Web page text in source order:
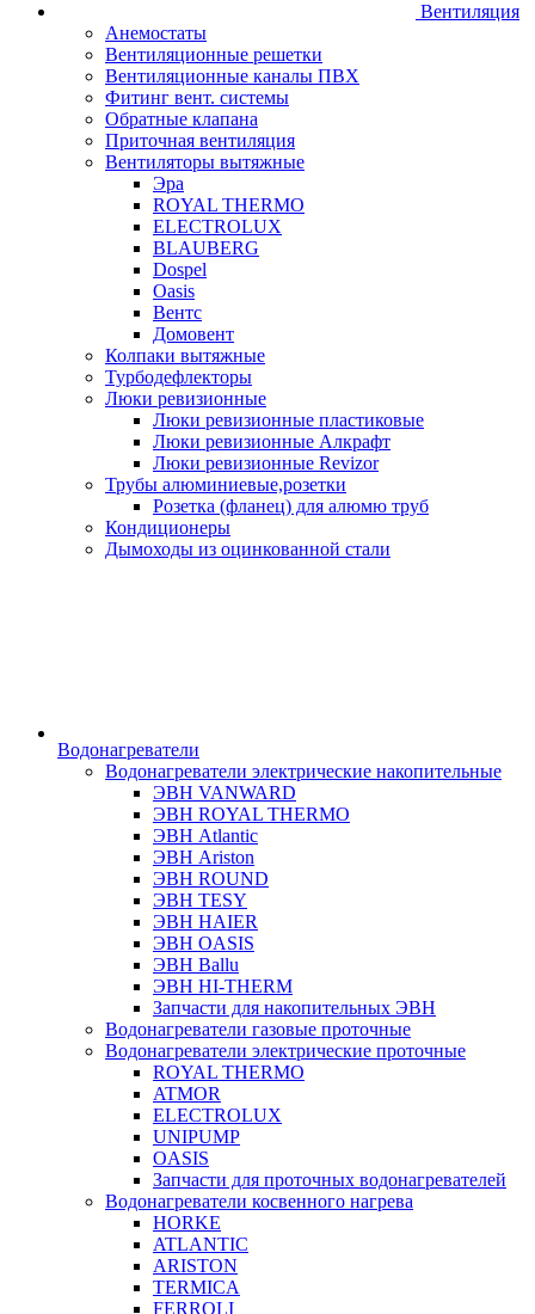
Вентиляция
Анемостаты
Вентиляционные решетки
Вентиляционные каналы ПВХ
Фитинг вент. системы
Обратные клапана
Приточная вентиляция
Вентиляторы вытяжные
Эра
ROYAL THERMO
ELECTROLUX
BLAUBERG
Dospel
Oasis
Вентс
Домовент
Колпаки вытяжные
Турбодефлекторы
Люки ревизионные
Люки ревизионные пластиковые
Люки ревизионные Алкрафт
Люки ревизионные Revizor
Трубы алюминиевые,розетки
Розетка (фланец) для алюмю труб
Кондиционеры
Дымоходы из оцинкованной стали
Водонагреватели
Водонагреватели электрические накопительные
ЭВН VANWARD
ЭВН ROYAL THERMO
ЭВН Atlantic
ЭВН Ariston
ЭВН ROUND
ЭВН TESY
ЭВН HAIER
ЭВН OASIS
ЭВН Ballu
ЭВН HI-THERM
Запчасти для накопительных ЭВН
Водонагреватели газовые проточные
Водонагреватели электрические проточные
ROYAL THERMO
ATMOR
ELECTROLUX
UNIPUMP
OASIS
Запчасти для проточных водонагревателей
Водонагреватели косвенного нагрева
HORKE
ATLANTIC
ARISTON
TERMICA
FERROLI